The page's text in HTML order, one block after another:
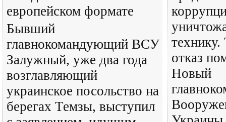
европейском формате
Бывший
главнокомандующий ВСУ
Залужный, уже два года
возглавляющий
украинское посольство на
берегах Темзы, выступил
отказ
Новый